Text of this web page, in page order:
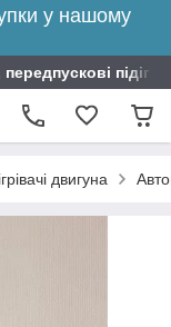
у нашому
двигуна